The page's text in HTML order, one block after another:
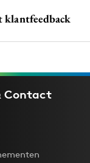
klantfeedback
Contact